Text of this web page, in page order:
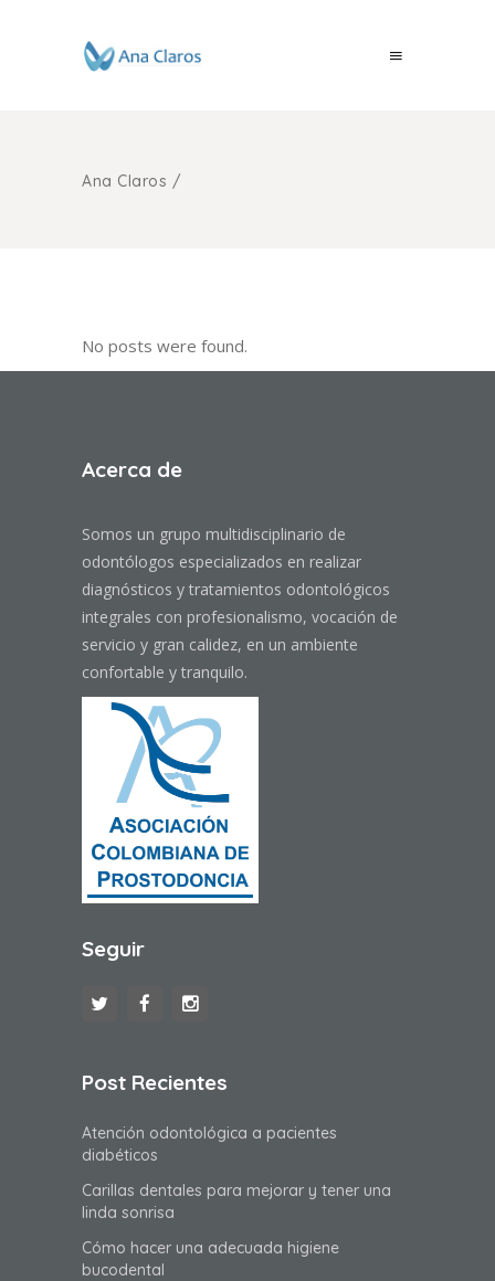
Ana Claros /
No posts were found.
Acerca de
Somos un grupo multidisciplinario de
odontólogos especializados en realizar
diagnósticos y tratamientos odontológicos
integrales con profesionalismo, vocación de
servicio y gran calidez, en un ambiente
confortable y tranquilo.
Seguir
Post Recientes
Atención odontológica a pacientes
diabéticos
Carillas dentales para mejorar y tener una
linda sonrisa
Cómo hacer una adecuada higiene
bucodental